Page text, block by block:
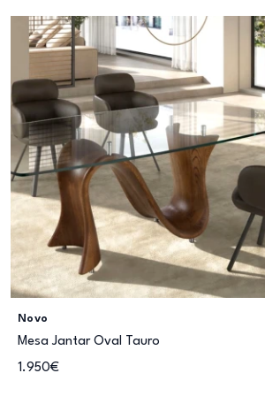
Novo
Mesa Jantar Oval Tauro
1.950€